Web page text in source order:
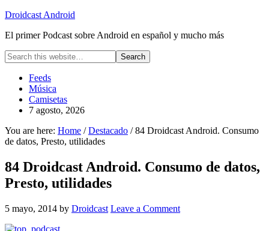
Droidcast Android
El primer Podcast sobre Android en español y mucho más
Feeds
Música
Camisetas
7 agosto, 2026
You are here: Home /Destacado / 84 Droidcast Android. Consumo
de datos, Presto, utilidades
84 Droidcast Android. Consumo de datos,
Presto, utilidades
5 mayo, 2014 by Droidcast Leave a Comment